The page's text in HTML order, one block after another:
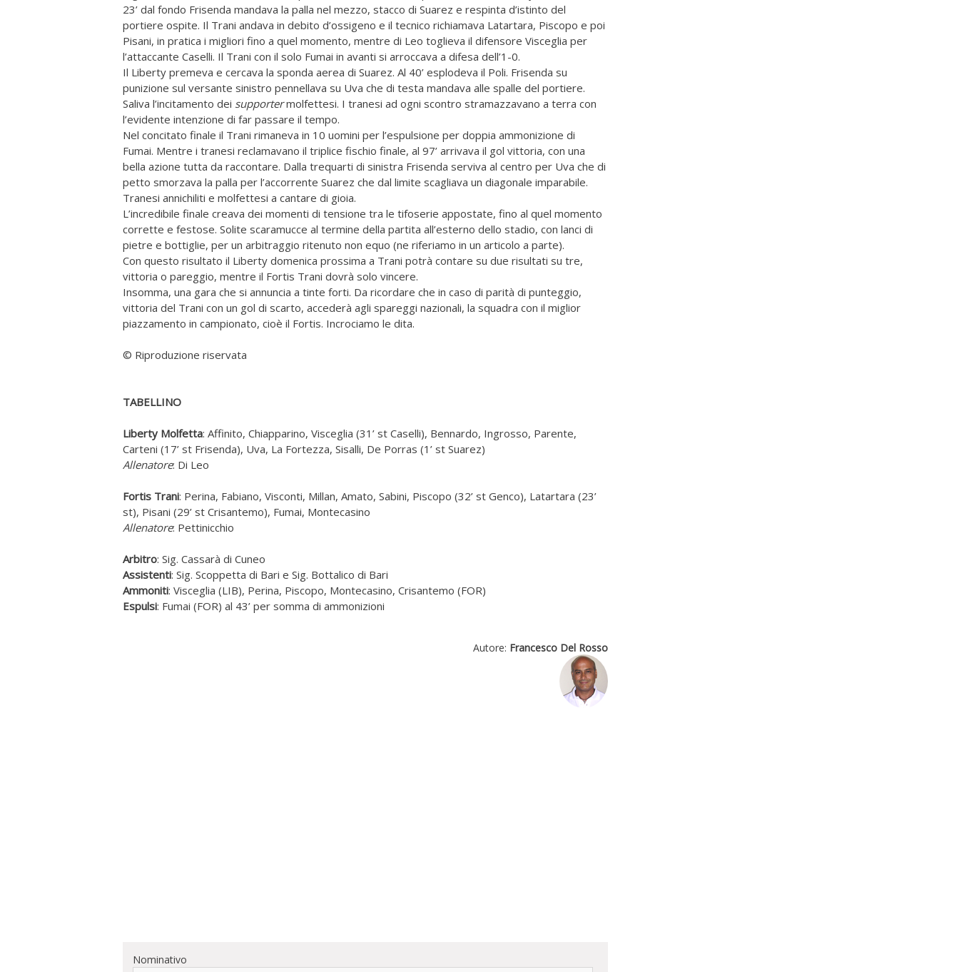
23’ dal fondo Frisenda mandava la palla nel mezzo, stacco di Suarez e respinta d’istinto del
portiere ospite. Il Trani andava in debito d’ossigeno e il tecnico richiamava Latartara, Piscopo e poi
Pisani, in pratica i migliori fino a quel momento, mentre di Leo toglieva il difensore Visceglia per
l’attaccante Caselli. Il Trani con il solo Fumai in avanti si arroccava a difesa dell’1-0.
Il Liberty premeva e cercava la sponda aerea di Suarez. Al 40’ esplodeva il Poli. Frisenda su
punizione sul versante sinistro pennellava su Uva che di testa mandava alle spalle del portiere.
Saliva l’incitamento dei supportermolfettesi. I tranesi ad ogni scontro stramazzavano a terra con
l’evidente intenzione di far passare il tempo.
Nel concitato finale il Trani rimaneva in 10 uomini per l’espulsione per doppia ammonizione di
Fumai. Mentre i tranesi reclamavano il triplice fischio finale, al 97’ arrivava il gol vittoria, con una
bella azione tutta da raccontare. Dalla trequarti di sinistra Frisenda serviva al centro per Uva che di
petto smorzava la palla per l’accorrente Suarez che dal limite scagliava un diagonale imparabile.
Tranesi annichiliti e molfettesi a cantare di gioia.
L’incredibile finale creava dei momenti di tensione tra le tifoserie appostate, fino al quel momento
corrette e festose. Solite scaramucce al termine della partita all’esterno dello stadio, con lanci di
pietre e bottiglie, per un arbitraggio ritenuto non equo (ne riferiamo in un articolo a parte).
Con questo risultato il Liberty domenica prossima a Trani potrà contare su due risultati su tre,
vittoria o pareggio, mentre il Fortis Trani dovrà solo vincere.
Insomma, una gara che si annuncia a tinte forti. Da ricordare che in caso di parità di punteggio,
vittoria del Trani con un gol di scarto, accederà agli spareggi nazionali, la squadra con il miglior
piazzamento in campionato, cioè il Fortis. Incrociamo le dita.
© Riproduzione riservata
TABELLINO
Liberty Molfetta: Affinito, Chiapparino, Visceglia (31’ st Caselli), Bennardo, Ingrosso, Parente,
Carteni (17’ st Frisenda), Uva, La Fortezza, Sisalli, De Porras (1’ st Suarez)
Allenatore: Di Leo
Fortis Trani: Perina, Fabiano, Visconti, Millan, Amato, Sabini, Piscopo (32’ st Genco), Latartara (23’
st), Pisani (29’ st Crisantemo), Fumai, Montecasino
Allenatore: Pettinicchio
Arbitro: Sig. Cassarà di Cuneo
Assistenti: Sig. Scoppetta di Bari e Sig. Bottalico di Bari
Ammoniti: Visceglia (LIB), Perina, Piscopo, Montecasino, Crisantemo (FOR)
Espulsi: Fumai (FOR) al 43’ per somma di ammonizioni
Autore: Francesco Del Rosso
Nominativo